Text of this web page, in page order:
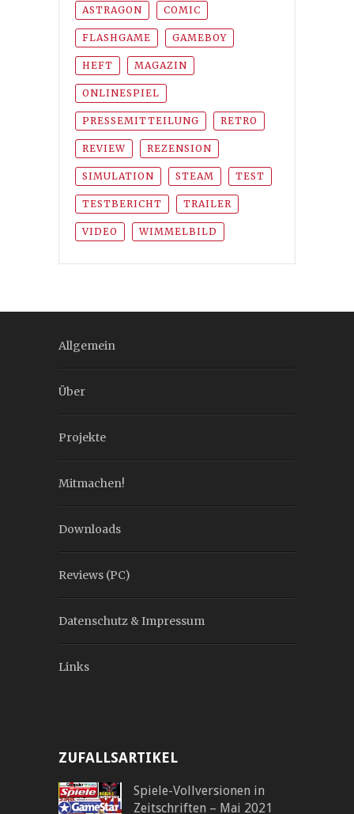
ASTRAGON COMIC
FLASHGAME GAMEBOY
HEFT MAGAZIN
ONLINESPIEL
PRESSEMITTEILUNG RETRO
REVIEW REZENSION
SIMULATION STEAM TEST
TESTBERICHT TRAILER
VIDEO WIMMELBILD
Allgemein
Über
Projekte
Mitmachen!
Downloads
Reviews (PC)
Datenschutz & Impressum
Links
ZUFALLSARTIKEL
Spiele-Vollversionen in
Zeitschriften – Mai 2021